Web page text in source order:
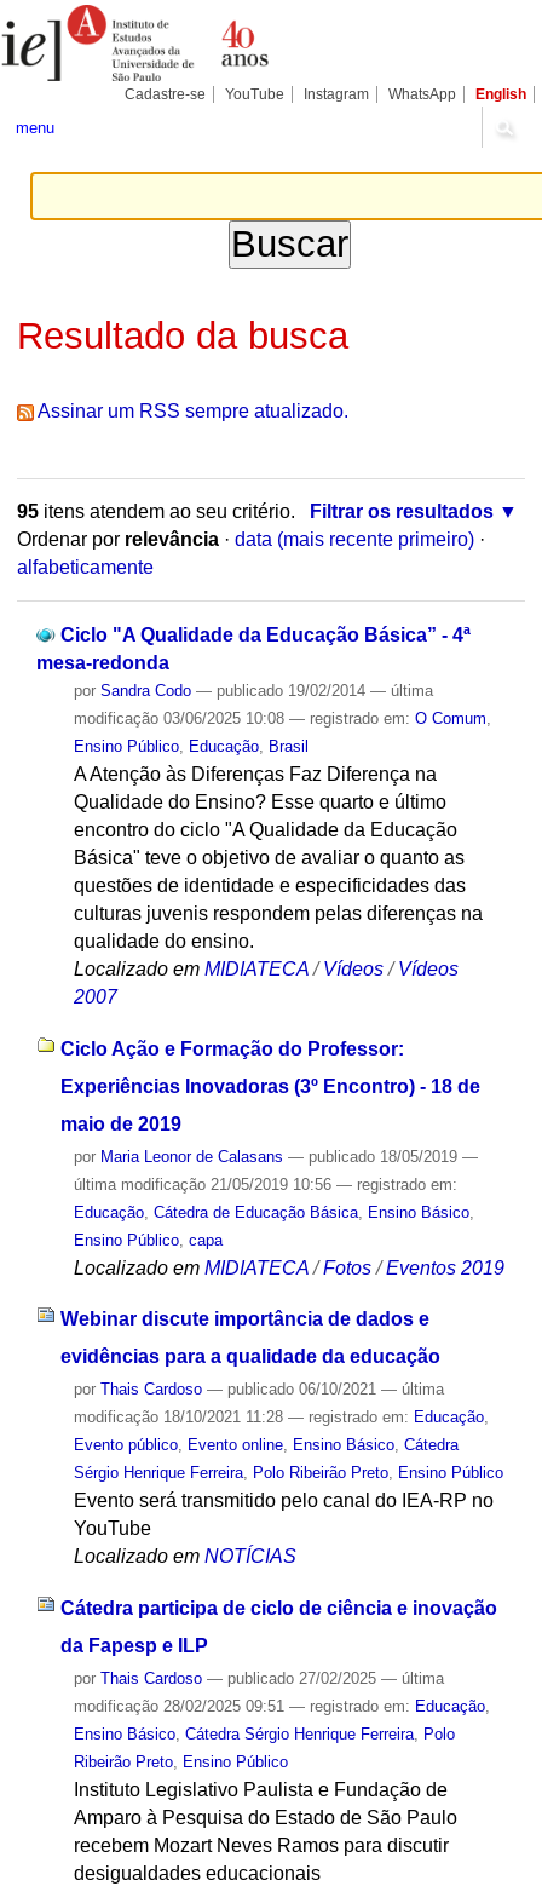
para
conteúdo.
Pessoais
Cadastre-se YouTube Instagram WhatsApp English
menu
Resultado da busca
Assinar um RSS sempre atualizado.
95itens atendem ao seu critério.
Filtrar os resultados
Ordenar por relevância · data (mais recente primeiro) ·
alfabeticamente
Ciclo "A Qualidade da Educação Básica” - 4ª
mesa-redonda
por Sandra Codo — publicado19/02/2014 — última
modificação03/06/2025 10:08 — registrado em: O Comum
Ensino Público, Educação, Brasil
A Atenção às Diferenças Faz Diferença na
Qualidade do Ensino? Esse quarto e último
encontro do ciclo "A Qualidade da Educação
Básica" teve o objetivo de avaliar o quanto as
questões de identidade e especificidades das
culturas juvenis respondem pelas diferenças na
qualidade do ensino.
Localizado em MIDIATECA /Vídeos /Vídeos
2007
Ciclo Ação e Formação do Professor:
Experiências Inovadoras (3º Encontro) - 18 de
maio de 2019
por Maria Leonor de Calasans — publicado18/05/2019 —
última modificação21/05/2019 10:56 — registrado em:
Educação, Cátedra de Educação Básica, Ensino Básico,
Ensino Público, capa
Localizado em MIDIATECA /Fotos /Eventos 2019
Webinar discute importância de dados e
evidências para a qualidade da educação
por Thais Cardoso — publicado06/10/2021 — última
modificação18/10/2021 11:28 — registrado em: Educação,
Evento público, Evento online, Ensino Básico, Cátedra
Sérgio Henrique Ferreira, Polo Ribeirão Preto, Ensino Público
Evento será transmitido pelo canal do IEA-RP no
YouTube
Localizado em NOTÍCIAS
Cátedra participa de ciclo de ciência e inovação
da Fapesp e ILP
por Thais Cardoso — publicado27/02/2025 — última
modificação28/02/2025 09:51 — registrado em: Educação,
Ensino Básico, Cátedra Sérgio Henrique Ferreira, Polo
Ribeirão Preto, Ensino Público
Instituto Legislativo Paulista e Fundação de
Amparo à Pesquisa do Estado de São Paulo
recebem Mozart Neves Ramos para discutir
desigualdades educacionais